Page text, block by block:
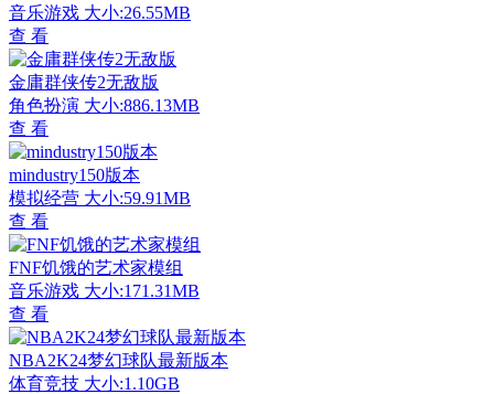
音乐游戏 大小:26.55MB
查 看
金庸群侠传2无敌版
角色扮演 大小:886.13MB
查 看
mindustry150版本
模拟经营 大小:59.91MB
查 看
FNF饥饿的艺术家模组
音乐游戏 大小:171.31MB
查 看
NBA2K24梦幻球队最新版本
体育竞技 大小:1.10GB